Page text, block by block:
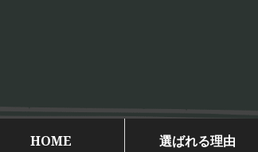
HOME 選ばれる理由